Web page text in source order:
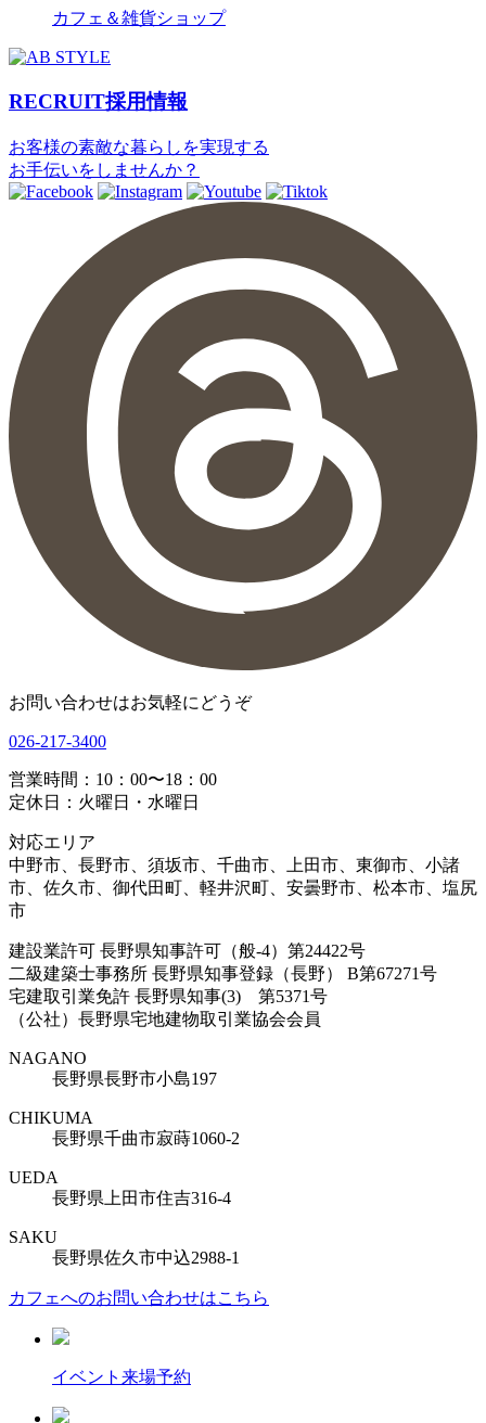
カフェ＆雑貨ショップ
RECRUIT採用情報
お客様の素敵な暮らしを実現する
お手伝いをしませんか？
お問い合わせはお気軽にどうぞ
026-217-3400
営業時間：10：00〜18：00
定休日：火曜日・水曜日
対応エリア
中野市、長野市、須坂市、千曲市、上田市、東御市、小諸
市、佐久市、御代田町、軽井沢町、安曇野市、松本市、塩尻
市
建設業許可 長野県知事許可（般-4）第24422号
二級建築士事務所 長野県知事登録（長野） B第67271号
宅建取引業免許 長野県知事(3) 第5371号
（公社）長野県宅地建物取引業協会会員
NAGANO
長野県長野市小島197
CHIKUMA
長野県千曲市寂蒔1060-2
UEDA
長野県上田市住吉316-4
SAKU
長野県佐久市中込2988-1
カフェへのお問い合わせはこちら
イベント来場予約